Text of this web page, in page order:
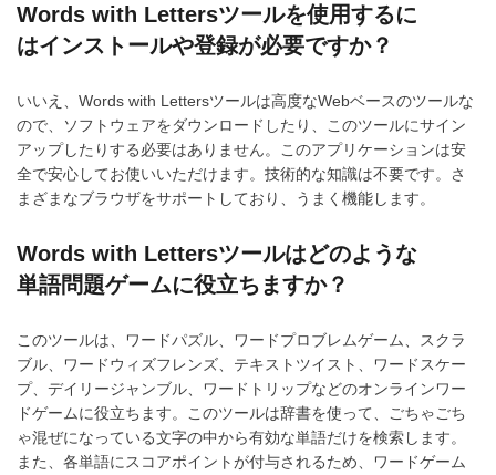
Words with Lettersツールを使用するに
はインストールや登録が必要ですか？
いいえ、Words with Lettersツールは高度なWebベースのツールな
ので、ソフトウェアをダウンロードしたり、このツールにサイン
アップしたりする必要はありません。このアプリケーションは安
全で安心してお使いいただけます。技術的な知識は不要です。さ
まざまなブラウザをサポートしており、うまく機能します。
Words with Lettersツールはどのような
単語問題ゲームに役立ちますか？
このツールは、ワードパズル、ワードプロブレムゲーム、スクラ
ブル、ワードウィズフレンズ、テキストツイスト、ワードスケー
プ、デイリージャンブル、ワードトリップなどのオンラインワー
ドゲームに役立ちます。このツールは辞書を使って、ごちゃごち
ゃ混ぜになっている文字の中から有効な単語だけを検索します。
また、各単語にスコアポイントが付与されるため、ワードゲーム